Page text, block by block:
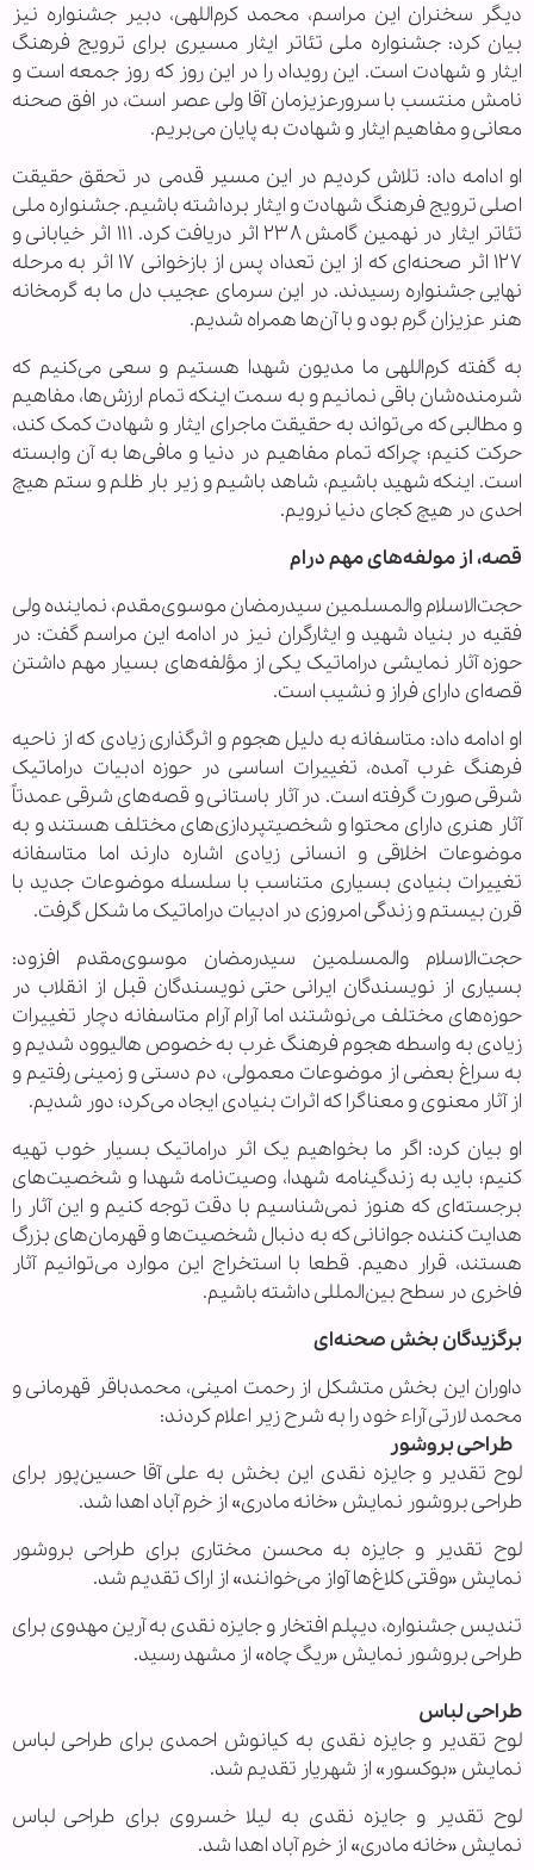
دیگر سخنران این مراسم، محمد کرم‌اللهی، دبیر جشنواره نیز
بیان کرد: جشنواره ملی تئاتر ایثار مسیری برای ترویج فرهنگ
ایثار و شهادت است. این رویداد را در این روز که روز جمعه است و
نامش منتسب با سرورعزیزمان آقا ولی عصر است، در افق صحنه
معانی و مفاهیم ایثار و شهادت به پایان می‌بریم.
او ادامه داد: تلاش کردیم در این مسیر قدمی در تحقق حقیقت
اصلی ترویج فرهنگ شهادت و ایثار برداشته باشیم. جشنواره ملی
تئاتر ایثار در نهمین گامش ۲۳۸ اثر دریافت کرد. ۱۱۱ اثر خیابانی و
۱۲۷ اثر صحنه‌ای که از این تعداد پس از بازخوانی ۱۷ اثر به مرحله
نهایی جشنواره رسیدند. در این سرمای عجیب دل ما به گرمخانه
هنر عزیزان گرم بود و با آن‌ها همراه شدیم.
به گفته کرم‌اللهی ما مدیون شهدا هستیم و سعی می‌کنیم که
شرمنده‌شان باقی نمانیم و به سمت اینکه تمام ارزش‌ها، مفاهیم
و مطالبی که می‌تواند به حقیقت ماجرای ایثار و شهادت کمک کند،
حرکت کنیم؛ چراکه تمام مفاهیم در دنیا و مافی‌ها به آن وابسته
است. اینکه شهید باشیم، شاهد باشیم و زیر بار ظلم و ستم هیچ
احدی در هیچ کجای دنیا نرویم.
قصه، از مولفه‌های مهم درام
حجت‌الاسلام والمسلمین سیدرمضان موسوی‌مقدم، نماینده ولی
فقیه در بنیاد شهید و ایثارگران نیز در ادامه این مراسم گفت: در
حوزه آثار نمایشی دراماتیک یکی از مؤلفه‌های بسیار مهم داشتن
قصه‌ای دارای فراز و نشیب است.
او ادامه داد: متاسفانه به دلیل هجوم و اثرگذاری زیادی که از ناحیه
فرهنگ غرب آمده، تغییرات اساسی در حوزه ادبیات دراماتیک
شرقی صورت گرفته است. در آثار باستانی و قصه‌های شرقی عمدتاً
آثار هنری دارای محتوا و شخصیتپردازی‌های مختلف هستند و به
موضوعات اخلاقی و انسانی زیادی اشاره دارند اما متاسفانه
تغییرات بنیادی بسیاری متناسب با سلسله موضوعات جدید با
قرن بیستم و زندگی امروزی در ادبیات دراماتیک ما شکل گرفت.
حجت‌الاسلام والمسلمین سیدرمضان موسوی‌مقدم افزود:
بسیاری از نویسندگان ایرانی حتی نویسندگان قبل از انقلاب در
حوزه‌های مختلف می‌نوشتند اما آرام آرام متاسفانه دچار تغییرات
زیادی به واسطه هجوم فرهنگ غرب به خصوص هالیوود شدیم و
به سراغ بعضی از موضوعات معمولی، دم دستی و زمینی رفتیم و
از آثار معنوی و معناگرا که اثرات بنیادی ایجاد می‌کرد؛ دور شدیم.
او بیان کرد: اگر ما بخواهیم یک اثر دراماتیک بسیار خوب تهیه
کنیم؛ باید به زندگینامه شهدا، وصیت‌نامه شهدا و شخصیت‌های
برجسته‌ای که هنوز نمی‌شناسیم با دقت توجه کنیم و این آثار را
هدایت کننده جوانانی که به دنبال شخصیت‌ها و قهرمان‌های بزرگ
هستند، قرار دهیم. قطعا با استخراج این موارد می‌توانیم آثار
فاخری در سطح بین‌المللی داشته باشیم.
برگزیدگان بخش صحنه‌ای
داوران این بخش متشکل از رحمت امینی، محمدباقر قهرمانی و
محمد لارتی آراء خود را به شرح زیر اعلام کردند:
طراحی بروشور
لوح تقدیر و جایزه نقدی این بخش به علی آقا حسین‌پور برای
طراحی بروشور نمایش «خانه مادری» از خرم آباد اهدا شد.
لوح تقدیر و جایزه به محسن مختاری برای طراحی بروشور
نمایش «وقتی کلاغ‌ها آواز می‌خوانند» از اراک تقدیم شد.
تندیس جشنواره، دیپلم افتخار و جایزه نقدی به آرین مهدوی برای
طراحی بروشور نمایش «ریگ چاه» از مشهد رسید.
طراحی لباس
لوح تقدیر و جایزه نقدی به کیانوش احمدی برای طراحی لباس
نمایش «بوکسور» از شهریار تقدیم شد.
لوح تقدیر و جایزه نقدی به لیلا خسروی برای طراحی لباس
نمایش «خانه مادری» از خرم آباد اهدا شد.